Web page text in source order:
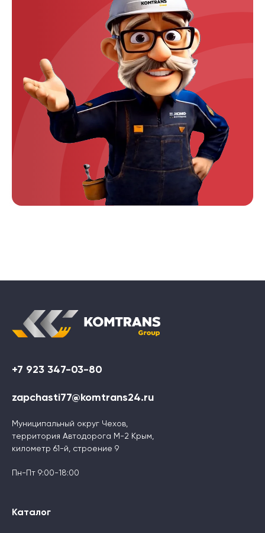
+7 923 347-03-80
zapchasti77@komtrans24.ru
Муниципальный округ Чехов,
территория Автодорога М-2 Крым,
километр 61-й, строение 9
Пн-Пт 9:00-18:00
Каталог